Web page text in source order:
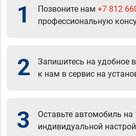
1 Позвоните нам +7 812
профессиональную
2
Запишитесь на удобное
к нам в сервис на
3
Оставьте автомобиль на
индивидуальной